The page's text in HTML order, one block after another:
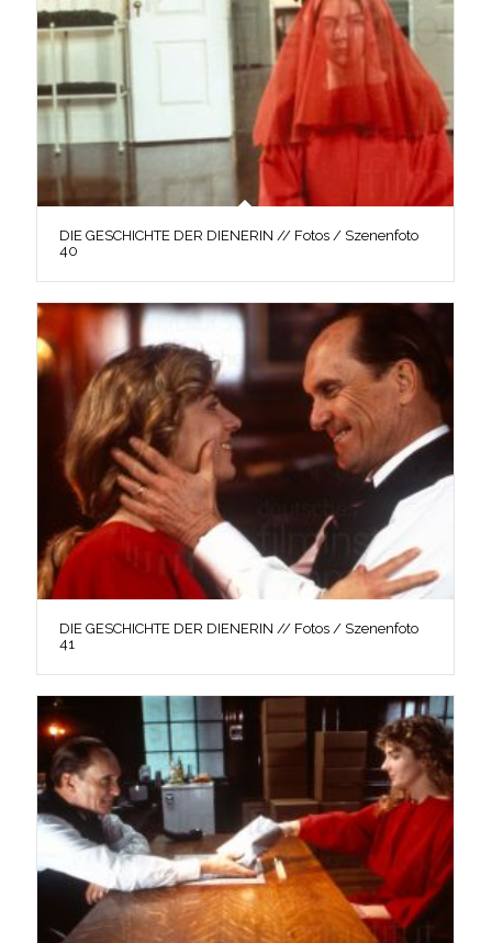
DIE GESCHICHTE DER DIENERIN // Fotos / Szenenfoto
40
DIE GESCHICHTE DER DIENERIN // Fotos / Szenenfoto
41